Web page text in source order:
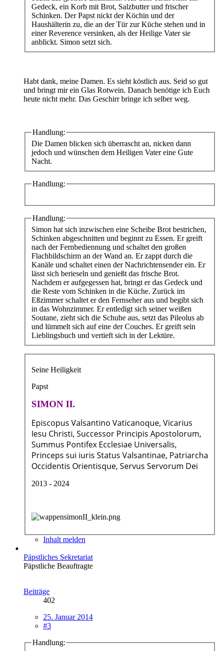
Gedeck, ein Korb mit Brot, Salzbutter und frischer
Schinken. Der Papst nickt der Köchin und der
Haushälterin zu, die an der Tür zur Küche stehen und in
einer Reverence versinken, als der Heilige Vater sie
anblickt. Simon setzt sich.
Habt dank, meine Damen. Es sieht köstlich aus. Seid so gut
und bringt mir ein Glas Rotwein. Danach benötige ich Euch
heute nicht mehr. Das Geschirr bringe ich selber weg.
Handlung:
Die Damen blicken sich überrascht an, nicken dann
jedoch und wünschen dem Heiligen Vater eine Gute
Nacht.
Handlung:
Handlung:
Simon hat sich inzwischen eine Scheibe Brot bestrichen,
Schinken abgeschnitten und beginnt zu Essen. Er greift
nach der Fernbediennung und schaltet den großen
Flachbildschirm an der Wand an. Er zappt durch die
Kanäle und schaltet einen der Nachrichtensender ein. Er
lässt sich berieseln und genießt das frische Brot.
Nachdem er aufgegessen hat, bringt er das Gedeck und
die Reste vom Schinken in die Küche. Zurück im
Eßzimmer schaltet er den Fernseher aus und begibt sich
in das Wohnzimmer. Er entledigt sich seiner weißen
Soutane, zieht sich die Schuhe aus, setzt das Pileolus ab
und lümmelt sich auf eine der Couches. Er greift sein
Lieblingsbuch und vertieft sich in der Lektüre.
Seine Heiligkeit
Papst
SIMON II.
Episcopus Valsantino Vaticanoque, Vicarius
Iesu Christi, Successor Principis Apostolorum,
Summus Pontifex Ecclesiae Universalis,
Princeps sui iuris Status Valsantinae, Patriarcha
Occidentis Orientisque, Servus Servorum Dei
2013 - 2024
Inhalt melden
Päpstliches Sekretariat
Päpstliche Beauftragte
Beiträge
402
25. Januar 2014
#3
Handlung: